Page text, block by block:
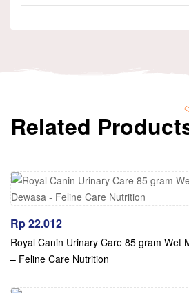
Related
Rp22.012
Royal Canin Urinary Care 85 gram Wet
– Feline Care Nutrition